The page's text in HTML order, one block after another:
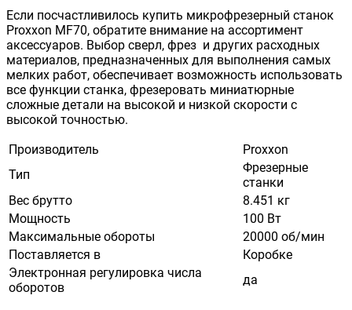
Если посчастливилось купить микрофрезерный станок
Proxxon MF70, обратите внимание на ассортимент
аксессуаров. Выбор сверл, фрез и других расходных
материалов, предназначенных для выполнения самых
мелких работ, обеспечивает возможность использовать
все функции станка, фрезеровать миниатюрные
сложные детали на высокой и низкой скорости с
высокой точностью.
Производитель
Proxxon
Тип
Фрезерные
станки
Вес брутто
8.451 кг
Мощность
100 Вт
Максимальные обороты
20000 об/мин
Поставляется в
Коробке
Электронная регулировка числа
оборотов
да